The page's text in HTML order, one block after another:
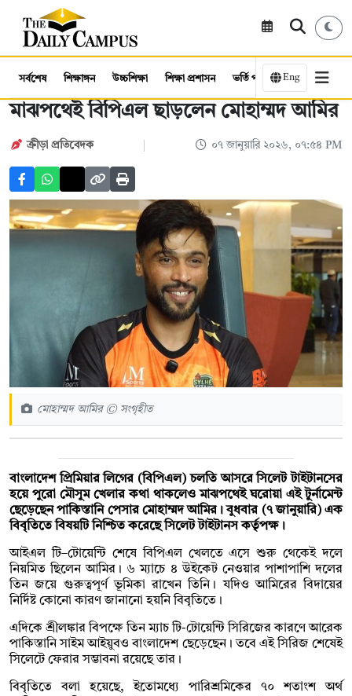
সর্বশেষ শিক্ষাঙ্গন উচ্চশিক্ষা শিক্ষা প্রশাসন ভর্তি পরীক্ষা কর্মসংস্থান
Eng
মাঝপথেই বিপিএল ছাড়লেন মোহাম্মদ আমির
ক্রীড়া প্রতিবেদক ০৭ জানুয়ারি ২০২৬, ০৭:৫৪ PM
মোহাম্মদ আমির © সংগৃহীত
বাংলাদেশ প্রিমিয়ার লিগের (বিপিএল) চলতি আসরে সিলেট টাইটানসের
হয়ে পুরো মৌসুম খেলার কথা থাকলেও মাঝপথেই ঘরোয়া এই টুর্নামেন্ট
ছেড়েছেন পাকিস্তানি পেসার মোহাম্মদ আমির। বুধবার (৭ জানুয়ারি) এক
বিবৃতিতে বিষয়টি নিশ্চিত করেছে সিলেট টাইটানস কর্তৃপক্ষ।
আইএল টি–টোয়েন্টি শেষে বিপিএল খেলতে এসে শুরু থেকেই দলে
নিয়মিত ছিলেন আমির। ৬ ম্যাচে ৪ উইকেট নেওয়ার পাশাপাশি দলের
তিন জয়ে গুরুত্বপূর্ণ ভূমিকা রাখেন তিনি। যদিও আমিরের বিদায়ের
নির্দিষ্ট কোনো কারণ জানানো হয়নি বিবৃতিতে।
এদিকে শ্রীলঙ্কার বিপক্ষে তিন ম্যাচ টি-টোয়েন্টি সিরিজের কারণে আরেক
পাকিস্তানি সাইম আইয়ুবও বাংলাদেশ ছেড়েছেন। তবে এই সিরিজ শেষেই
সিলেটে ফেরার সম্ভাবনা রয়েছে তার।
বিবৃতিতে বলা হয়েছে, ইতোমধ্যে পারিশ্রমিকের ৭০ শতাংশ অর্থ